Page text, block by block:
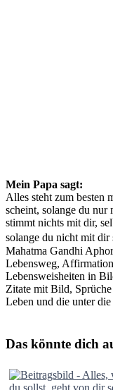
Mein Papa sagt:
Alles steht zum besten
scheint, solange du
stimmt nichts mit dir,
solange du nicht mit
Mahatma Gandhi
Lebensweg,
Lebensweisheiten in
Zitate mit Bild,
Leben und die unter
Das könnte dich